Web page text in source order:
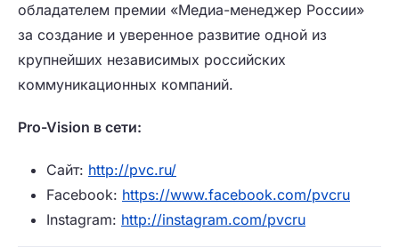
обладателем премии «Медиа-менеджер России»
за создание и уверенное развитие одной из
крупнейших независимых российских
коммуникационных компаний.
Pro-Vision в сети:
Сайт: http://pvc.ru/
Facebook: https://www.facebook.com/pvcru
Instagram: http://instagram.com/pvcru